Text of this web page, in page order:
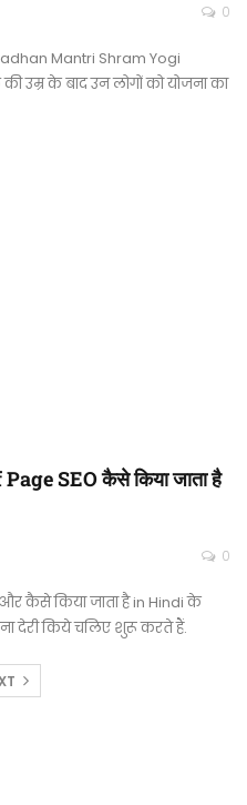
0
Mantri Shram Yogi
उम्र के बाद उन लोगों को योजना का
SEO कैसे किया जाता है
0
कैसे किया जाता है in Hindi के
देरी किये चलिए शुरू करते हैं.